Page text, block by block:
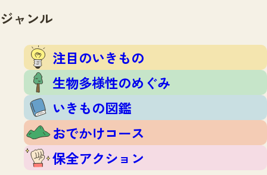
保全アクション
調査結果
ふくおかいきものマップ
マッチング
マッチングTOP
掲載申し込みフォーム
お問合せ
ジャンル
注目のいきもの
生物多様性のめぐみ
いきもの図鑑
おでかけコース
保全アクション